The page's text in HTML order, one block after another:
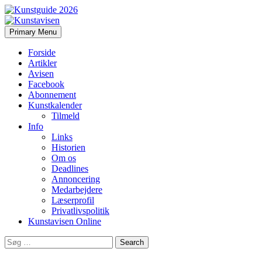
Kunstavisen
Search
Primary Menu Skip
to
Forside
Artikler
Avisen
Facebook
Abonnement
Kunstkalender
Tilmeld
Info
Links
Historien
Om os
Deadlines
Annoncering
Medarbejdere
Læserprofil
Privatlivspolitik
Kunstavisen Online
Search
for: